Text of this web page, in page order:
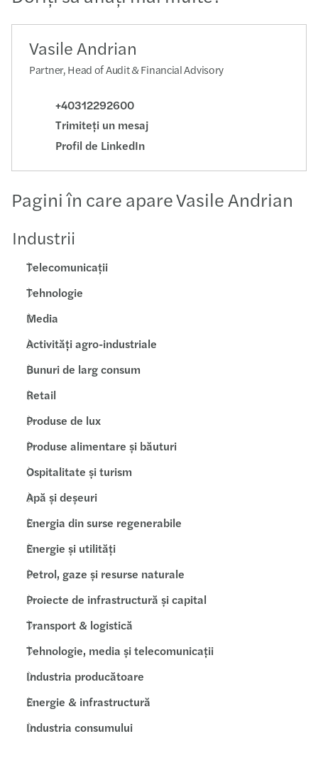
Vasile Andrian
Partner, Head of Audit & Financial Advisory
+40312292600
Trimiteţi un mesaj
Profil de LinkedIn
Pagini în care apare Vasile Andrian
Industrii
Telecomunicații
Tehnologie
Media
Activități agro-industriale
Bunuri de larg consum
Retail
Produse de lux
Produse alimentare și băuturi
Ospitalitate și turism
Apă și deșeuri
Energia din surse regenerabile
Energie și utilități
Petrol, gaze și resurse naturale
Proiecte de infrastructură și capital
Transport & logistică
Tehnologie, media și telecomunicații
Industria producătoare
Energie & infrastructură
Industria consumului